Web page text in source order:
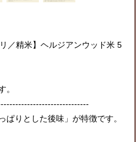
／精米】ヘルジアンウッド米 5
。
ぱりとした後味」が特徴です。